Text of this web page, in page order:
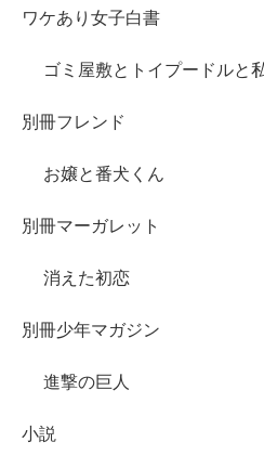
ワケあり女子白書
ゴミ屋敷とトイプードルと
別冊フレンド
お嬢と番犬くん
別冊マーガレット
消えた初恋
別冊少年マガジン
進撃の巨人
小説